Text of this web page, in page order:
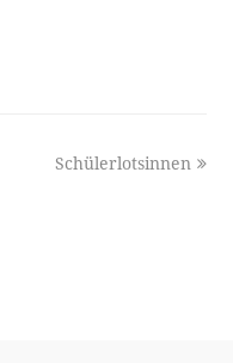
next
Schülerlotsinnen